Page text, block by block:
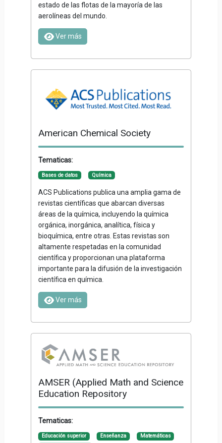
estado de las flotas de la mayoría de las
aerolíneas del mundo.
Ver más
American Chemical Society
Tematicas:
Bases de datos Química
ACS Publications publica una amplia gama de
revistas científicas que abarcan diversas
áreas de la química, incluyendo la química
orgánica, inorgánica, analítica, física y
bioquímica, entre otras. Estas revistas son
altamente respetadas en la comunidad
científica y proporcionan una plataforma
importante para la difusión de la investigación
científica en química.
Ver más
AMSER (Applied Math and Science
Education Repository
Tematicas:
Educación superior Enseñanza
Matemáticas